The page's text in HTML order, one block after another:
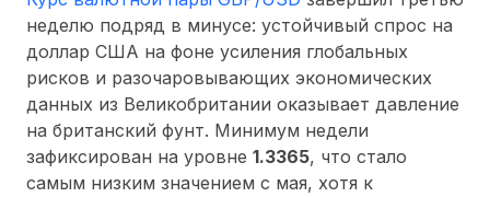
неделю подряд в минусе: устойчивый спрос на
доллар США на фоне усиления глобальных
рисков и разочаровывающих экономических
данных из Великобритании оказывает давление
на британский фунт. Минимум недели
зафиксирован на уровне 1.3365, что стало
самым низким значением с мая, хотя к